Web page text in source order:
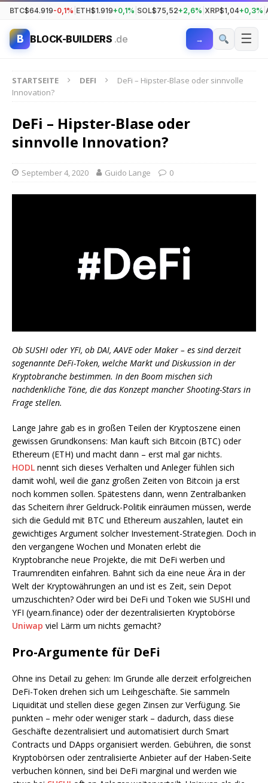
BTC$64.919-0,1% ETH$1.919+0,1% SOL$75,52+2,6% XRP$1,04+0,3%
B BLOCK-BUILDERS .de → ☰
STARTSEITE DEFI
DeFi – Hipster-Blase oder sinnvolle
Innovation?
DeFi – Hipster-Blase oder
sinnvolle Innovation?
September 4, 2020 Guido Lange 0
Ob SUSHI oder YFI, ob DAI, AAVE oder Maker – es sind derzeit
sogenannte DeFi-Token, welche Markt und Diskussion in der
Kryptobranche bestimmen. In den Boom mischen sich
nachdenkliche Töne, die das Konzept mancher Shooting-Stars in
Frage stellen.
Lange Jahre gab es in großen Teilen der Kryptoszene einen
gewissen Grundkonsens: Man kauft sich Bitcoin (BTC) oder
Ethereum (ETH) und macht dann – erst mal gar nichts.
HODL nennt sich dieses Verhalten und Anleger fühlen sich
damit wohl, weil die ganz großen Zeiten von Bitcoin ja erst
noch kommen sollen. Spätestens dann, wenn Zentralbanken
das Scheitern ihrer Geldruck-Politik einräumen müssen, werde
sich die Geduld mit BTC und Ethereum auszahlen, lautet ein
gewichtiges Argument solcher Investement-Strategien. Doch in
den vergangene Wochen und Monaten erlebt die
Kryptobranche neue Projekte, die mit DeFi werben und
Traumrenditen einfahren. Bahnt sich da eine neue Ära in der
Welt der Kryptowährungen an und ist es Zeit, sein Depot
umzuschichten? Oder wird bei DeFi und Token wie SUSHI und
YFI (yearn.finance) oder der dezentralisierten Kryptobörse
Uniwap viel Lärm um nichts gemacht?
Pro-Argumente für DeFi
Ohne ins Detail zu gehen: Im Grunde alle derzeit erfolgreichen
DeFi-Token drehen sich um Leihgeschäfte. Sie sammeln
Liquidität und stellen diese gegen Zinsen zur Verfügung. Sie
punkten – mehr oder weniger stark – dadurch, dass diese
Geschäfte dezentralisiert und automatisiert durch Smart
Contracts und DApps organisiert werden. Gebühren, die sonst
Kryptobörsen oder zentralisierte Anbieter auf der Haben-Seite
verbuchen können, sind bei DeFi marginal und werden wie